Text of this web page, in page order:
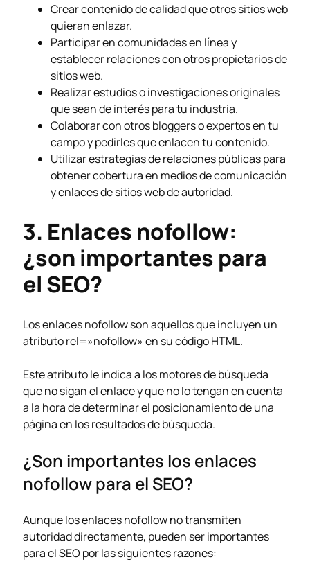
Crear contenido de calidad que otros sitios web
quieran enlazar.
Participar en comunidades en línea y
establecer relaciones con otros propietarios de
sitios web.
Realizar estudios o investigaciones originales
que sean de interés para tu industria.
Colaborar con otros bloggers o expertos en tu
campo y pedirles que enlacen tu contenido.
Utilizar estrategias de relaciones públicas para
obtener cobertura en medios de comunicación
y enlaces de sitios web de autoridad.
3. Enlaces nofollow:
¿son importantes para
el SEO?
Los enlaces nofollow son aquellos que incluyen un
atributo rel=»nofollow» en su código HTML.
Este atributo le indica a los motores de búsqueda
que no sigan el enlace y que no lo tengan en cuenta
a la hora de determinar el posicionamiento de una
página en los resultados de búsqueda.
¿Son importantes los enlaces
nofollow para el SEO?
Aunque los enlaces nofollow no transmiten
autoridad directamente, pueden ser importantes
para el SEO por las siguientes razones: